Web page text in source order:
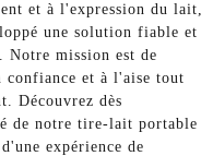
et à l'expression du lait,
une solution fiable et
Notre mission est de
confiance et à l'aise tout
Découvrez dès
de notre tire-lait portable
expérience de